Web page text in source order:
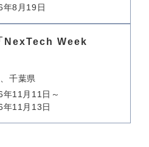
年8月19日
NexTech Week
千葉県
年11月11日～
年11月13日